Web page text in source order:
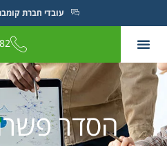
עובדי חברת
הסדר פשרה